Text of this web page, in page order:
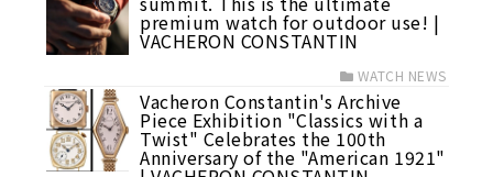
premium watch for outdoor use! |
VACHERON CONSTANTIN
WATCH NEWS
Vacheron Constantin's Archive
Piece Exhibition "Classics with a
Twist" Celebrates the 100th
Anniversary of the "American 1921"